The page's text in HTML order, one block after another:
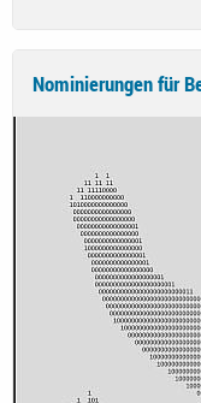
Nominierungen für